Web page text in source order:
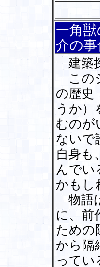
一角
介の事
建築
この
の歴史
うか）
むのが
ないで
自身も
んでい
かもし
物語は
に、前
ための
から隔
ってい